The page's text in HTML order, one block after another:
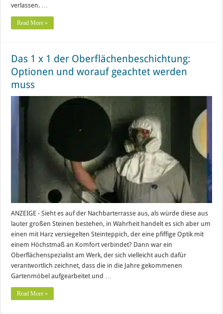
verlassen. …
Read More »
Das 1 x 1 der Oberflächenbeschichtung:
Optionen und worauf geachtet werden
muss
ANZEIGE - Sieht es auf der Nachbarterrasse aus, als würde diese aus
lauter großen Steinen bestehen, in Wahrheit handelt es sich aber um
einen mit Harz versiegelten Steinteppich, der eine pfiffige Optik mit
einem Höchstmaß an Komfort verbindet? Dann war ein
Oberflächenspezialist am Werk, der sich vielleicht auch dafür
verantwortlich zeichnet, dass die in die Jahre gekommenen
Gartenmöbel aufgearbeitet und …
Read More »